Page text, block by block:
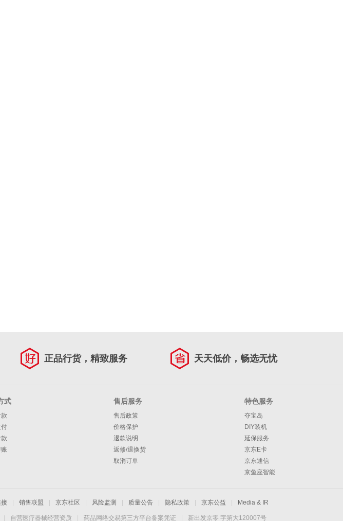
正品行货，精致服务 天天低价，畅选无忧
式 售后服务
售后政策
价格保护
退款说明
返修/退换货
取消订单
特色服务
夺宝岛
DIY装机
延保服务
京东E卡
京东通信
京鱼座智能
销售联盟 京东社区 风险监测 质量公告 隐私政策 京东公益 Media & IR
自营医疗器械经营资质 药品网络交易第三方平台备案凭证 新出发京零 字第大120007号